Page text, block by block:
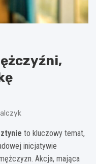
to kluczowy temat,
inicjatywie
Akcja, mająca